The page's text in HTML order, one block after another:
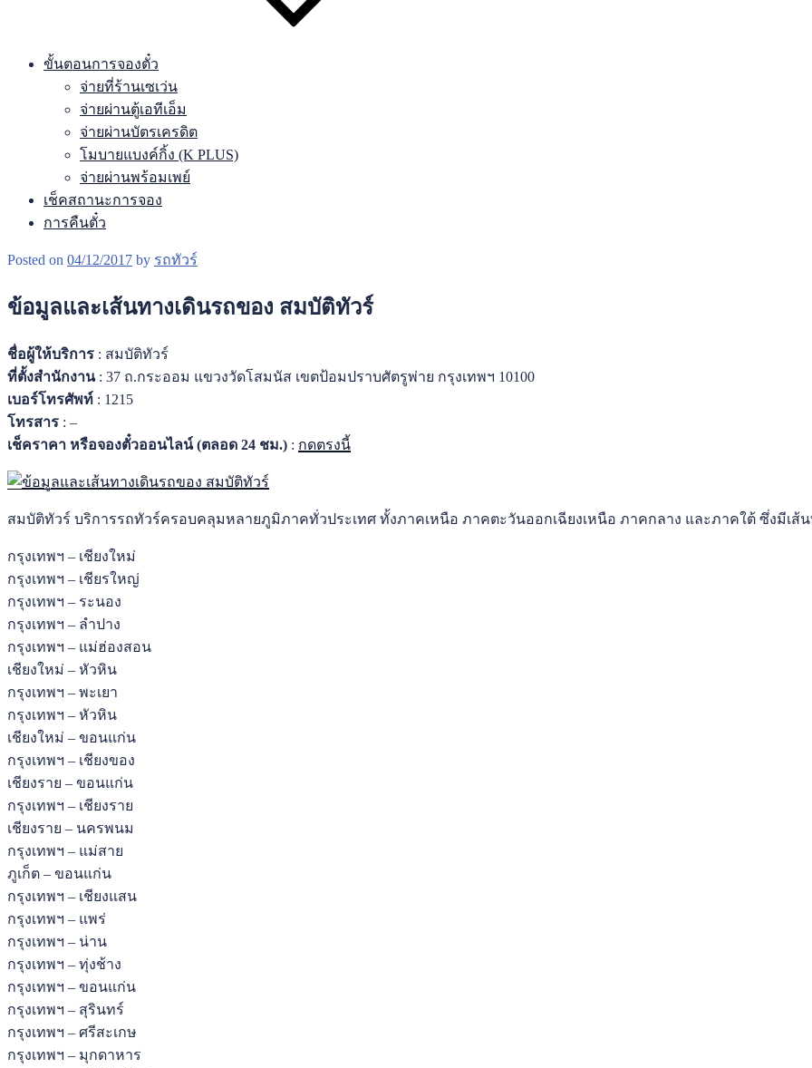
ขั้นตอนการจองตั๋ว
จ่ายที่ร้านเซเว่น
จ่ายผ่านตู้เอทีเอ็ม
จ่ายผ่านบัตรเครดิต
โมบายแบงค์กิ้ง (K PLUS)
จ่ายผ่านพร้อมเพย์
เช็คสถานะการจอง
การคืนตั๋ว
Posted on 04/12/2017 by รถทัวร์
ข้อมูลและเส้นทางเดินรถของ สมบัติทัวร์
ชื่อผู้ให้บริการ : สมบัติทัวร์
ที่ตั้งสำนักงาน : 37 ถ.กระออม แขวงวัดโสมนัส เขตป้อมปราบศัตรูพ่าย กรุงเทพฯ 10100
เบอร์โทรศัพท์ : 1215
โทรสาร : –
เช็คราคา หรือจองตั๋วออนไลน์ (ตลอด 24 ชม.) : กดตรงนี้
สมบัติทัวร์ บริการรถทัวร์ครอบคลุมหลายภูมิภาคทั่วประเทศ ทั้งภาคเหนือ ภาคตะวันออกเฉียงเหนือ ภาคกลาง และภาคใต้ ซึ่งมีเส้น
กรุงเทพฯ – เชียงใหม่
กรุงเทพฯ – เชียรใหญ่
กรุงเทพฯ – ระนอง
กรุงเทพฯ – ลำปาง
กรุงเทพฯ – แม่ฮ่องสอน
เชียงใหม่ – หัวหิน
กรุงเทพฯ – พะเยา
กรุงเทพฯ – หัวหิน
เชียงใหม่ – ขอนแก่น
กรุงเทพฯ – เชียงของ
เชียงราย – ขอนแก่น
กรุงเทพฯ – เชียงราย
เชียงราย – นครพนม
กรุงเทพฯ – แม่สาย
ภูเก็ต – ขอนแก่น
กรุงเทพฯ – เชียงแสน
กรุงเทพฯ – แพร่
กรุงเทพฯ – น่าน
กรุงเทพฯ – ทุ่งช้าง
กรุงเทพฯ – ขอนแก่น
กรุงเทพฯ – สุรินทร์
กรุงเทพฯ – ศรีสะเกษ
กรุงเทพฯ – มุกดาหาร